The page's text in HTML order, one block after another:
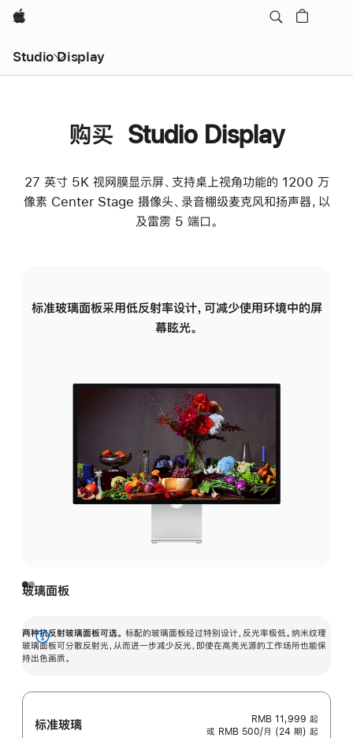
Apple
Studio Display
购买 Studio Display
27 英寸 5K 视网膜显示屏、支持桌上视角功能的 1200 万
像素 Center Stage 摄像头、录音棚级麦克风和扬声器，以
及雷雳 5 端口。
标准玻璃面板采用低反射率设计，可减少使用环境中的屏
幕眩光。
玻璃面板
两种抗反射玻璃面板可选。 标配的玻璃面板经过特别设计，反光率极低。纳米纹理
玻璃面板可分散反射光，从而进一步减少反光，即使在高亮光源的工作场所也能保
持出色画质。
展
开
标准玻璃 RMB 11,999 起
或 RMB 500/月 (24 期) 起